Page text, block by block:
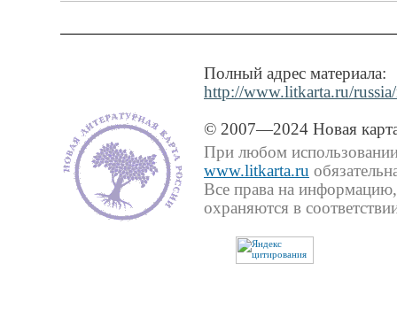
Полный адрес материала:
http://www.litkarta.ru/
© 2007—2024 Новая
При любом использовании
www.litkarta.ru
Все права на
охраняются в